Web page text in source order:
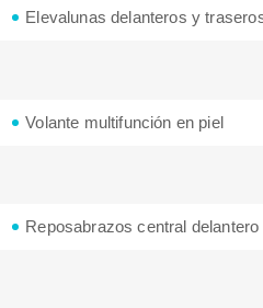
Elevalunas delanteros y
Volante multifunción en piel
Reposabrazos central delantero